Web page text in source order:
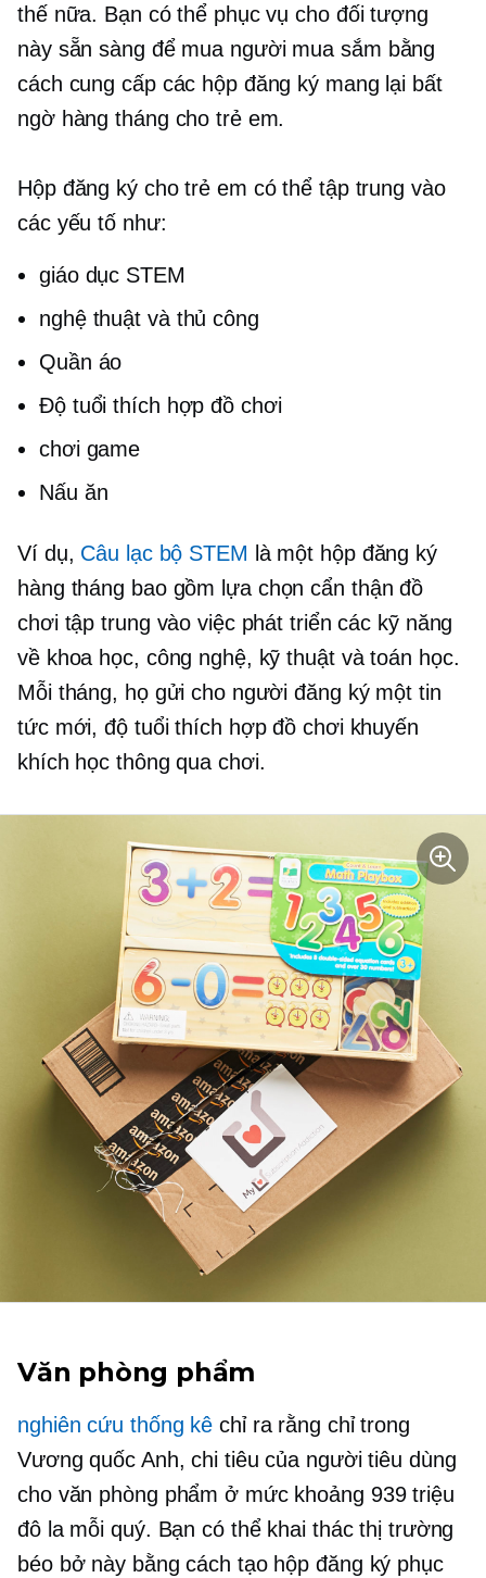
thế nữa. Bạn có thể phục vụ cho đối tượng
này sẵn sàng để mua người mua sắm bằng
cách cung cấp các hộp đăng ký mang lại bất
ngờ hàng tháng cho trẻ em.
Hộp đăng ký cho trẻ em có thể tập trung vào
các yếu tố như:
giáo dục STEM
nghệ thuật và thủ công
Quần áo
Độ tuổi thích hợp đồ chơi
chơi game
Nấu ăn
Ví dụ, Câu lạc bộ STEM là một hộp đăng ký
hàng tháng bao gồm lựa chọn cẩn thận đồ
chơi tập trung vào việc phát triển các kỹ năng
về khoa học, công nghệ, kỹ thuật và toán học.
Mỗi tháng, họ gửi cho người đăng ký một tin
tức mới,độ tuổi thích hợpđồ chơi khuyến
khích học thông qua chơi.
Văn phòng phẩm
nghiên cứu thống kê chỉ ra rằng chỉ trong
Vương quốc Anh, chi tiêu của người tiêu dùng
cho văn phòng phẩm ở mức khoảng 939 triệu
đô la mỗi quý. Bạn có thể khai thác thị trường
béo bở này bằng cách tạo hộp đăng ký phục